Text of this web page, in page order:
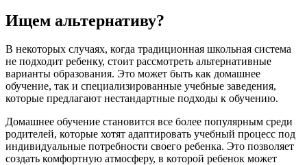
Ищем альтернативу?
В некоторых случаях, когда традиционная школьная система
не подходит ребенку, стоит рассмотреть альтернативные
варианты образования. Это может быть как домашнее
обучение, так и специализированные учебные заведения,
которые предлагают нестандартные подходы к обучению.
Домашнее обучение становится все более популярным среди
родителей, которые хотят адаптировать учебный процесс под
индивидуальные потребности своего ребенка. Это позволяет
создать комфортную атмосферу, в которой ребенок может